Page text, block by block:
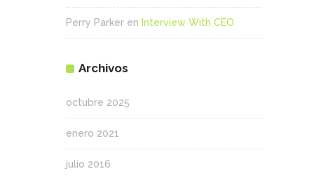
Perry Parker en Interview With CEO
Archivos
octubre 2025
enero 2021
julio 2016